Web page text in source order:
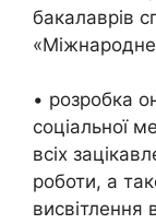
бакалаврів
• розробка
соціальної
всіх
роботи, а
висвітлення